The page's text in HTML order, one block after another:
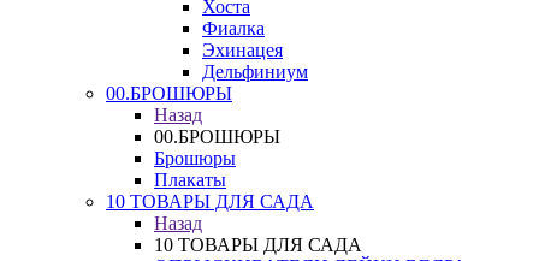
Хоста
Фиалка
Эхинацея
Дельфиниум
00.БРОШЮРЫ
Назад
00.БРОШЮРЫ
Брошюры
Плакаты
10 ТОВАРЫ ДЛЯ САДА
Назад
10 ТОВАРЫ ДЛЯ САДА